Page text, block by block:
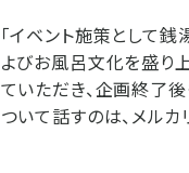
「イベント施策として
よびお風呂文化を盛り
ていただき、企画終了
ついて話すのは、メル